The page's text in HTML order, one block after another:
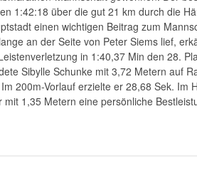
1:42:18 über die gut 21 km durch die
einen wichtigen Beitrag zum
an der Seite von Peter Siems lief,
in 1:40,37 Min den 28.
Sibylle Schunke mit 3,72 Metern auf
200m-Vorlauf erzielte er 28,68 Sek. Im
mit 1,35 Metern eine persönliche